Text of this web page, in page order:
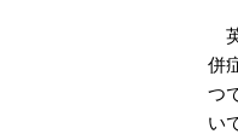
併
つ
い